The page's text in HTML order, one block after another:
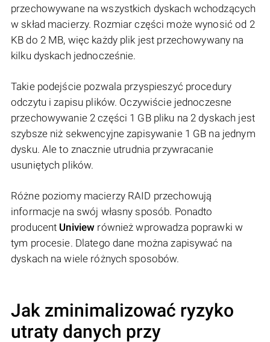
przechowywane na wszystkich dyskach wchodzących
w skład macierzy. Rozmiar części może wynosić od 2
KB do 2 MB, więc każdy plik jest przechowywany na
kilku dyskach jednocześnie.
Takie podejście pozwala przyspieszyć procedury
odczytu i zapisu plików. Oczywiście jednoczesne
przechowywanie 2 części 1 GB pliku na 2 dyskach jest
szybsze niż sekwencyjne zapisywanie 1 GB na jednym
dysku. Ale to znacznie utrudnia przywracanie
usuniętych plików.
Różne poziomy macierzy RAID przechowują
informacje na swój własny sposób. Ponadto
producent Uniview również wprowadza poprawki w
tym procesie. Dlatego dane można zapisywać na
dyskach na wiele różnych sposobów.
Jak zminimalizować ryzyko
utraty danych przy